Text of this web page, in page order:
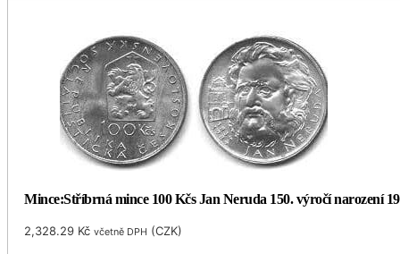
Mince:Stříbrná mince 100 Kčs Jan Neruda 150. výročí narození
2,328.29 Kč včetně DPH (CZK)